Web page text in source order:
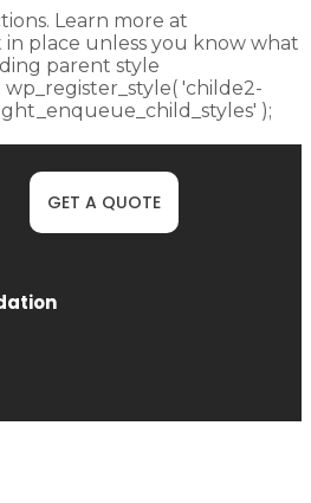
Learn more at
place unless you know what
parent style
'childe2-
);
GET A QUOTE